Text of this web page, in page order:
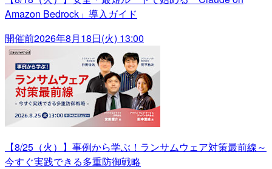
Amazon Bedrock」導入ガイド
開催前2026年8月18日(火) 13:00
【8/25（火）】事例から学ぶ！ランサムウェア対策最前線～
今すぐ実践できる多重防御戦略